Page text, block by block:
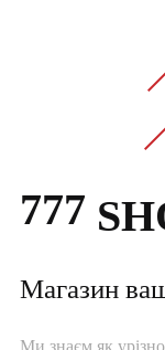
777
Магазин